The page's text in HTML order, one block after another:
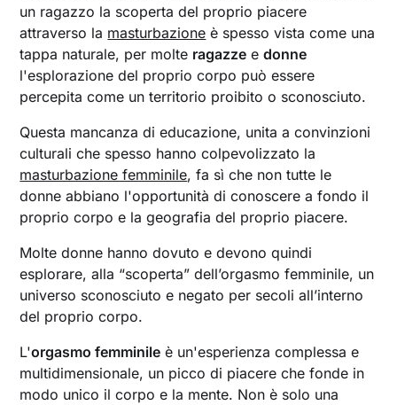
un ragazzo la scoperta del proprio piacere
attraverso la masturbazione è spesso vista come una
tappa naturale, per molte ragazze edonne
l'esplorazione del proprio corpo può essere
percepita come un territorio proibito o sconosciuto.
Questa mancanza di educazione, unita a convinzioni
culturali che spesso hanno colpevolizzato la
masturbazione femminile, fa sì che non tutte le
donne abbiano l'opportunità di conoscere a fondo il
proprio corpo e la geografia del proprio piacere.
Molte donne hanno dovuto e devono quindi
esplorare, alla “scoperta” dell’orgasmo femminile, un
universo sconosciuto e negato per secoli all’interno
del proprio corpo.
L'orgasmo femminile è un'esperienza complessa e
multidimensionale, un picco di piacere che fonde in
modo unico il corpo e la mente. Non è solo una